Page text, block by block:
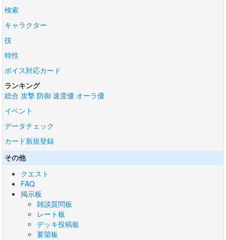
検索
キャラクター
技
特性
ボイス対応カード
ランキング
総合 攻撃 防御 速度優 オーラ優
イベント
データチェック
カード新規登録
その他
クエスト
FAQ
掲示板
雑談質問板
レート板
デッキ投稿板
要望板